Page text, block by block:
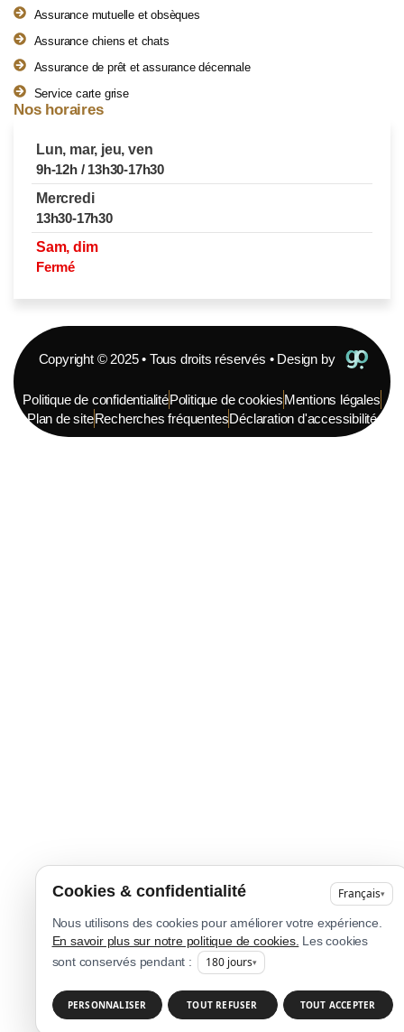
Assurance mutuelle et obsèques
Assurance chiens et chats
Assurance de prêt et assurance décennale
Service carte grise
Nos horaires
Lun, mar, jeu, ven
9h-12h / 13h30-17h30
Mercredi
13h30-17h30
Sam, dim
Fermé
Copyright © 2025 • Tous droits réservés • Design by
Politique de confidentialitéPolitique de cookiesMentions légales
Plan de siteRecherches fréquentesDéclaration d'accessibilité
Cookies & confidentialité Français▾
Nous utilisons des cookies pour améliorer votre expérience.
En savoir plus sur notre politique de cookies. Les cookies
sont conservés pendant :
180 jours▾
PERSONNALISER TOUT REFUSER TOUT ACCEPTER